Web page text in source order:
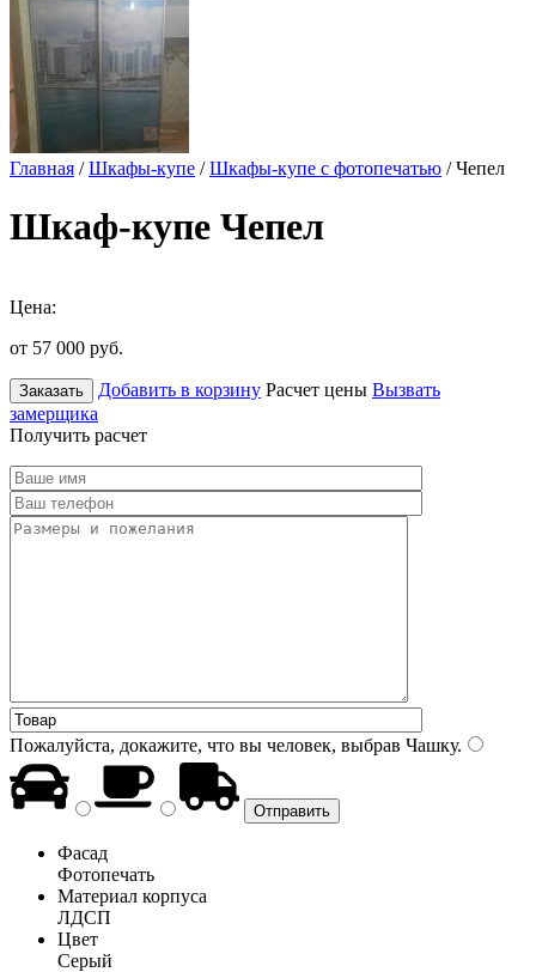
Главная /Шкафы-купе /Шкафы-купе с фотопечатью / Чепел
Шкаф-купе Чепел
Цена:
от 57 000 руб.
Заказать Добавить в корзину Расчет цены Вызвать
замерщика
Получить расчет
Пожалуйста, докажите, что вы человек, выбрав Чашку.
Фасад
Фотопечать
Материал корпуса
ЛДСП
Цвет
Серый